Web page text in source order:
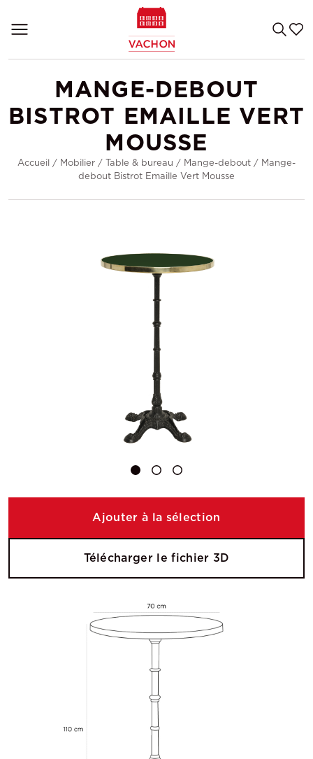
MANGE-DEBOUT
BISTROT EMAILLE VERT
MOUSSE
Accueil / Mobilier / Table & bureau / Mange-debout / Mange-
debout Bistrot Emaille Vert Mousse
Ajouter à la sélection
Télécharger le fichier 3D